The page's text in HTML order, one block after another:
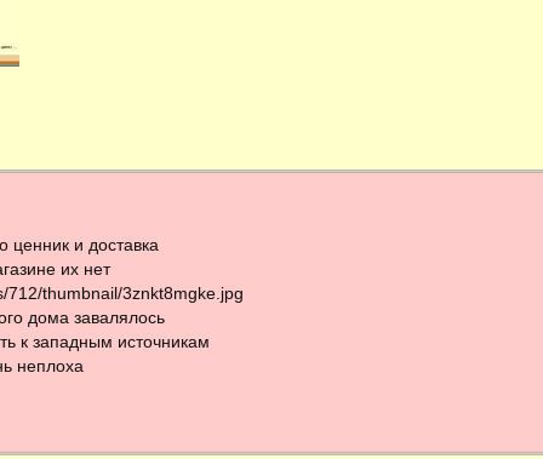
ценник и доставка
их нет
712/thumbnail/3znkt8mgke.jpg
дома завалялось
к западным источникам
неплоха